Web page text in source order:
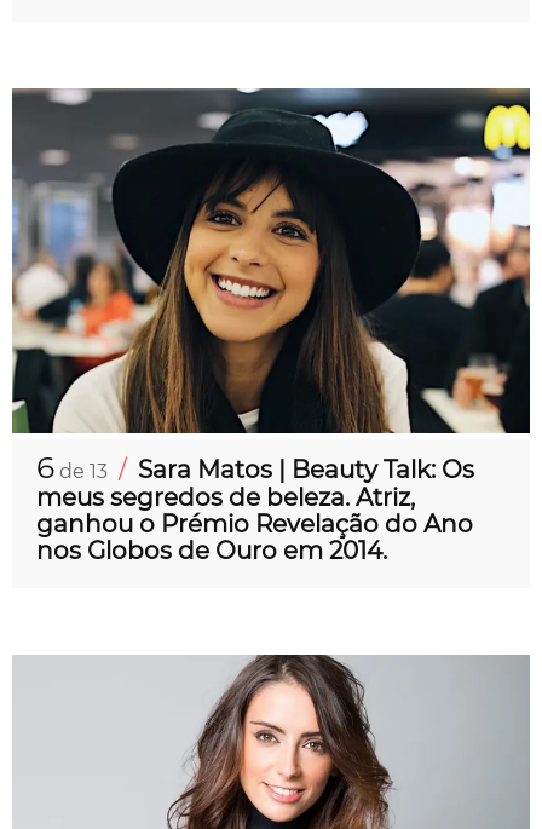
6 de 13 / Sara Matos | Beauty Talk: Os
meus segredos de beleza. Atriz,
ganhou o Prémio Revelação do Ano
nos Globos de Ouro em 2014.